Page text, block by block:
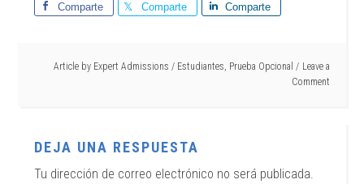
Comparte Comparte Comparte
Article by Expert Admissions / Estudiantes, Prueba Opcional
Leave a
Comment
DEJA UNA RESPUESTA
Tu dirección de correo electrónico no será publicada.